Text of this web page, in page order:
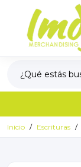
Inicio Escrituras